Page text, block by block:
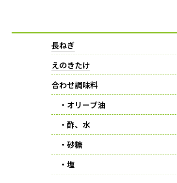
長ねぎ
えのきたけ
合わせ調味料
・オリーブ油
・酢、水
・砂糖
・塩